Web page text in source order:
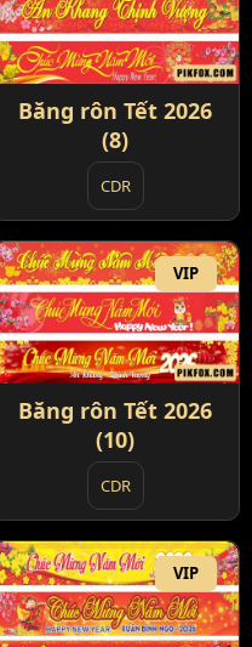
Băng rôn Tết 2026
(8)
CDR
VIP
Băng rôn Tết 2026
(10)
CDR
VIP